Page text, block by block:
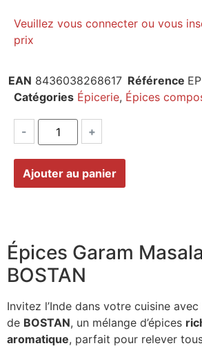
Veuillez vous connecter ou vous
prix
EAN 8436038268617 Référence
Catégories Épicerie, Épices
- +
Ajouter au panier
Épices Garam
BOSTAN
Invitez l’Inde dans votre cuisine avec
de BOSTAN, un mélange d’épices
aromatique, parfait pour relever